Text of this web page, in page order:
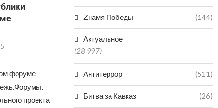
форуме
проекта
Zнамя Победы (144)
Актуальное
(28 997)
Антитеррор (511)
Битва за Кавказ (26)